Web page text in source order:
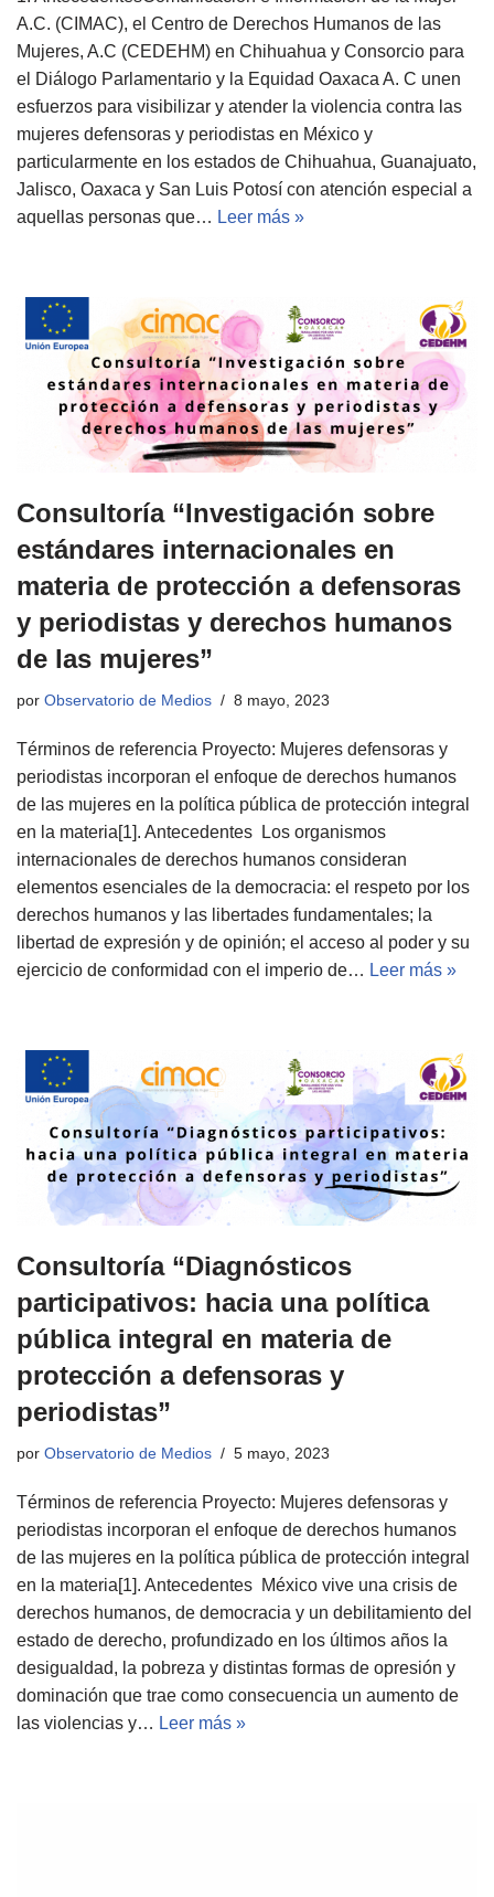
A.C. (CIMAC), el Centro de Derechos Humanos de las
Mujeres, A.C (CEDEHM) en Chihuahua y Consorcio para
el Diálogo Parlamentario y la Equidad Oaxaca A. C unen
esfuerzos para visibilizar y atender la violencia contra las
mujeres defensoras y periodistas en México y
particularmente en los estados de Chihuahua, Guanajuato,
Jalisco, Oaxaca y San Luis Potosí con atención especial a
aquellas personas que… Leer más »
Consultoría “Investigación sobre
estándares internacionales en
materia de protección a defensoras
y periodistas y derechos humanos
de las mujeres”
por Observatorio de Medios 8 mayo, 2023
Términos de referencia Proyecto: Mujeres defensoras y
periodistas incorporan el enfoque de derechos humanos
de las mujeres en la política pública de protección integral
en la materia[1]. Antecedentes Los organismos
internacionales de derechos humanos consideran
elementos esenciales de la democracia: el respeto por los
derechos humanos y las libertades fundamentales; la
libertad de expresión y de opinión; el acceso al poder y su
ejercicio de conformidad con el imperio de… Leer más »
Consultoría “Diagnósticos
participativos: hacia una política
pública integral en materia de
protección a defensoras y
periodistas”
por Observatorio de Medios 5 mayo, 2023
Términos de referencia Proyecto: Mujeres defensoras y
periodistas incorporan el enfoque de derechos humanos
de las mujeres en la política pública de protección integral
en la materia[1]. Antecedentes México vive una crisis de
derechos humanos, de democracia y un debilitamiento del
estado de derecho, profundizado en los últimos años la
desigualdad, la pobreza y distintas formas de opresión y
dominación que trae como consecuencia un aumento de
las violencias y… Leer más »